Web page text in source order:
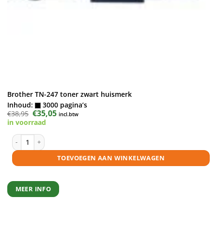
Brother TN-247 toner zwart huismerk
Inhoud:
3000 pagina’s
€38,95 Oorspronkelijke
prijs
was:
€35,05Huidige
prijs
incl.btw
in voorraad
Brother TN-247 toner zwart huismerk aantal
TOEVOEGEN AAN WINKELWAGEN
MEER INFO